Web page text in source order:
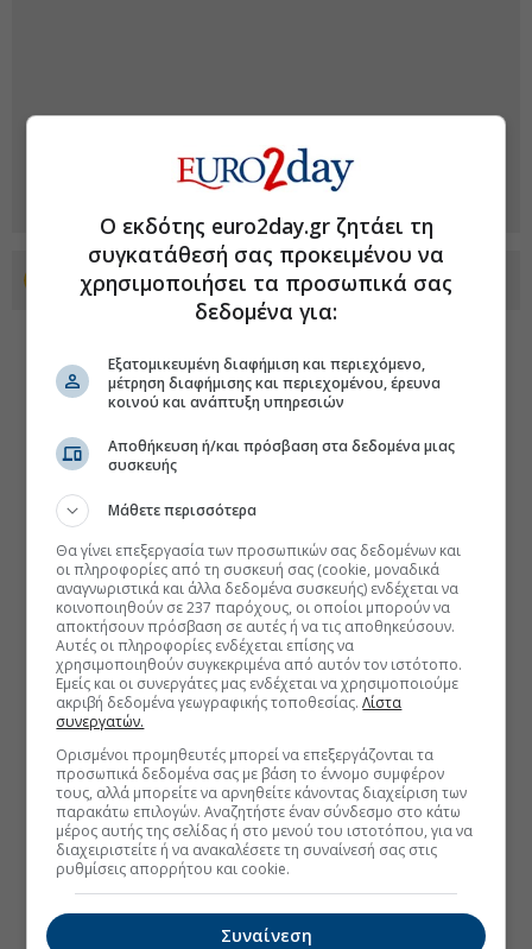
Προσθέστε το euro2day.gr στο Discover
Ο εκδότης euro2day.gr ζητάει τη
συγκατάθεσή σας προκειμένου να
χρησιμοποιήσει τα προσωπικά σας
δεδομένα για:
Εξατομικευμένη διαφήμιση και περιεχόμενο,
μέτρηση διαφήμισης και περιεχομένου, έρευνα
κοινού και ανάπτυξη υπηρεσιών
Αποθήκευση ή/και πρόσβαση στα δεδομένα μιας
συσκευής
Μάθετε περισσότερα
Θα γίνει επεξεργασία των προσωπικών σας δεδομένων και
οι πληροφορίες από τη συσκευή σας (cookie, μοναδικά
αναγνωριστικά και άλλα δεδομένα συσκευής) ενδέχεται να
κοινοποιηθούν σε 237 παρόχους, οι οποίοι μπορούν να
αποκτήσουν πρόσβαση σε αυτές ή να τις αποθηκεύσουν.
Αυτές οι πληροφορίες ενδέχεται επίσης να
χρησιμοποιηθούν συγκεκριμένα από αυτόν τον ιστότοπο.
Εμείς και οι συνεργάτες μας ενδέχεται να χρησιμοποιούμε
ακριβή δεδομένα γεωγραφικής τοποθεσίας.Λίστα
συνεργατών.
Ορισμένοι προμηθευτές μπορεί να επεξεργάζονται τα
προσωπικά δεδομένα σας με βάση το έννομο συμφέρον
τους, αλλά μπορείτε να αρνηθείτε κάνοντας διαχείριση των
παρακάτω επιλογών. Αναζητήστε έναν σύνδεσμο στο κάτω
μέρος αυτής της σελίδας ή στο μενού του ιστοτόπου, για να
διαχειριστείτε ή να ανακαλέσετε τη συναίνεσή σας στις
ρυθμίσεις απορρήτου και cookie.
Συναίνεση